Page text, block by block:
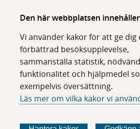
Den här webbplatsen
Vi använder kakor för att ge dig
förbättrad besöksupplevelse,
sammanställa statistik,
funktionalitet och hjälpmedel
exempelvis översättning.
Läs mer om vilka kakor vi
Om karolinska.se
Tillgänglighet
Om cookies
Följ oss i sociala medier
ö
ö
ö